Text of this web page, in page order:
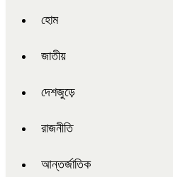
হোম
জাতীয়
দেশজুড়ে
রাজনীতি
আন্তর্জাতিক